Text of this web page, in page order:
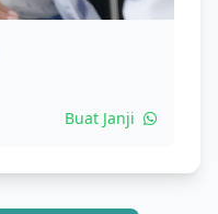
Buat Janji